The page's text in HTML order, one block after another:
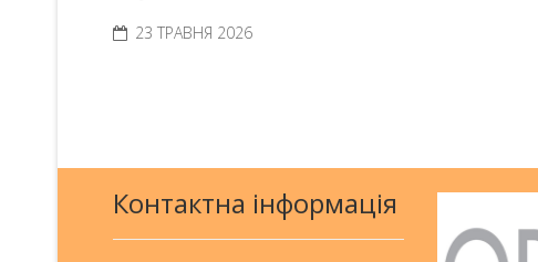
23 ТРАВНЯ 2026
Контактна інформація